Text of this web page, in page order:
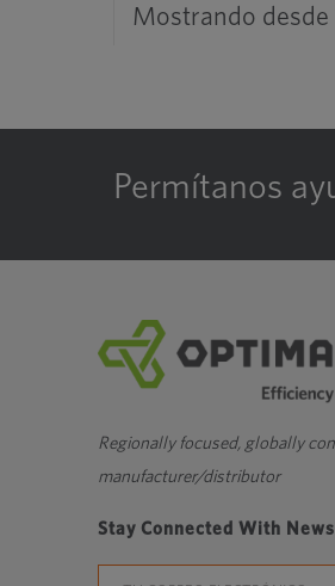
Mostrando desde
Permítanos
Regionally focused, globally
manufacturer/distributor
Stay Connected With